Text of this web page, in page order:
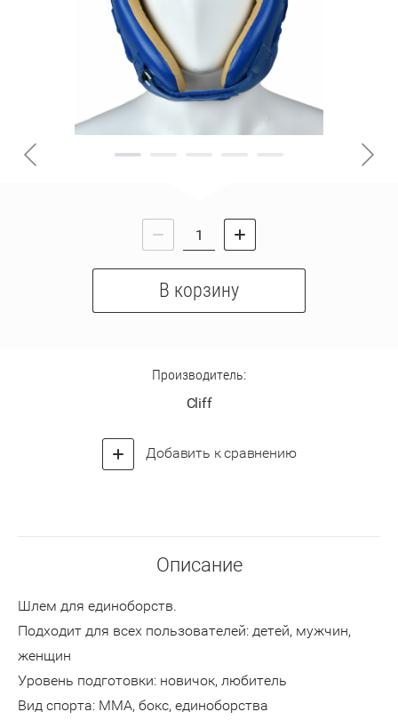
В корзину
Производитель:
Cliff
Добавить к сравнению
Описание
Шлем для единоборств.
Подходит для всех пользователей: детей, мужчин,
женщин
Уровень подготовки: новичок, любитель
Вид спорта: ММА, бокс, единоборства